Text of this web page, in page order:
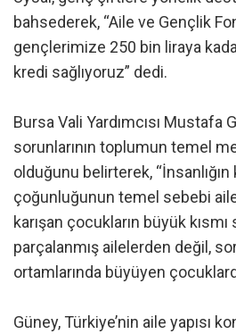
bahsederek, “Aile ve Gençlik
gençlerimize 250 bin liraya
kredi sağlıyoruz” dedi.
Bursa Vali Yardımcısı Mustafa
sorunlarının toplumun temel
olduğunu belirterek, “İnsanlığın
çoğunluğunun temel sebebi aile
karışan çocukların büyük kısmı
parçalanmış ailelerden değil,
ortamlarında büyüyen
Güney, Türkiye’nin aile yapısı